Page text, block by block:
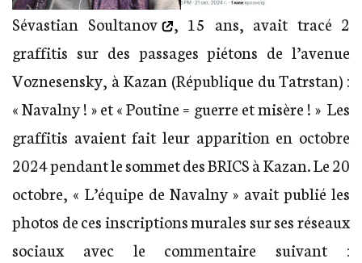
Sévastian Soultanov
, 15 ans, avait tracé 2
graffitis sur des passages piétons de l’avenue
Voznesensky, à Kazan (République du Tatrstan) :
« Navalny ! » et « Poutine = guerre et misère ! » Les
graffitis avaient fait leur apparition en octobre
2024 pendant le sommet des BRICS à Kazan. Le 20
octobre, « L’équipe de Navalny » avait publié les
photos de ces inscriptions murales sur ses réseaux
sociaux avec le commentaire suivant :